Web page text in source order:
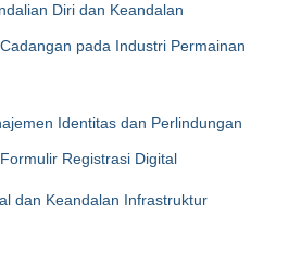
Diri dan Keandalan
pada Industri Permainan
Identitas dan Perlindungan
Registrasi Digital
dan Keandalan Infrastruktur